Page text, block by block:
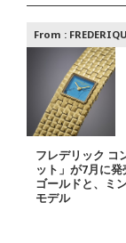
From :
フレデリック コ
ット」が7月に
ゴールドと、ミ
モデル